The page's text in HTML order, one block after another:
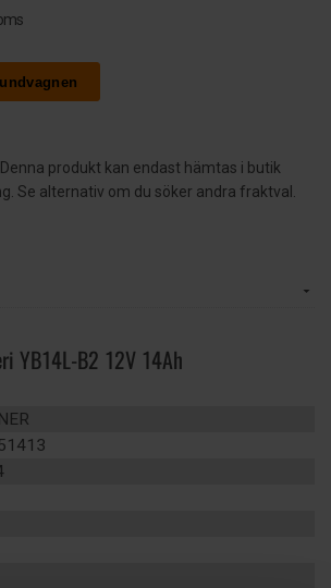
Denna produkt kan endast hämtas i butik
Se alternativ om du söker andra fraktval.
YB14L-B2 12V 14Ah